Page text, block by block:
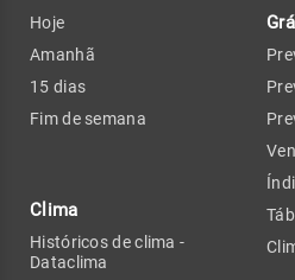
Hoje
Amanhã
15 dias
Fim de semana
Clima
Históricos de clima -
Dataclima